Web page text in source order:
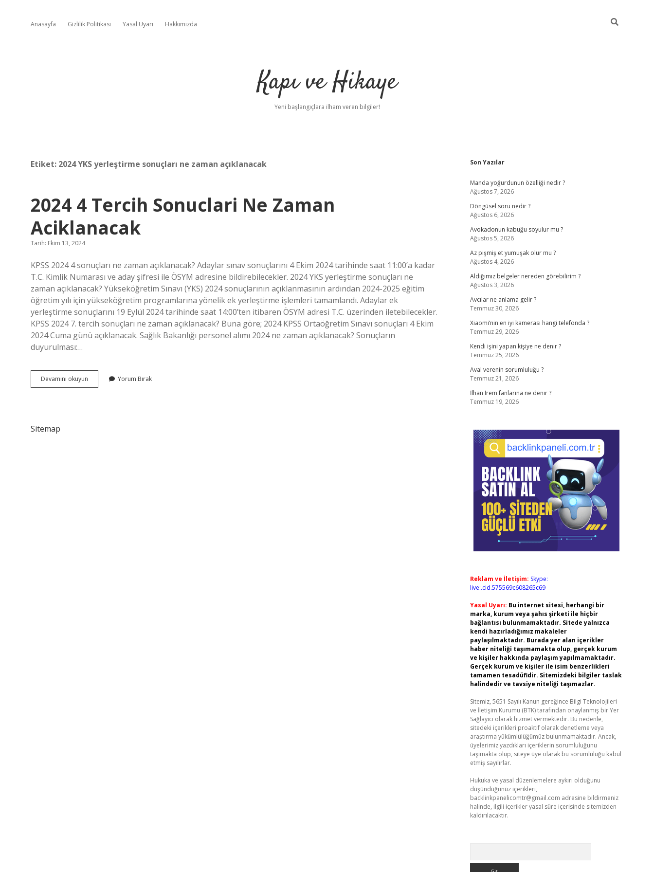
Anasayfa Gizlilik Politikası Yasal Uyarı Hakkımızda
Kapı ve Hikaye
Yeni başlangıçlara ilham veren bilgiler!
Etiket: 2024 YKS yerleştirme sonuçları ne zaman açıklanacak
2024 4 Tercih Sonuclari Ne Zaman
Aciklanacak
Tarih: Ekim 13, 2024
KPSS 2024 4 sonuçları ne zaman açıklanacak? Adaylar sınav sonuçlarını 4 Ekim 2024 tarihinde saat 11:00’a kadar
T.C. Kimlik Numarası ve aday şifresi ile ÖSYM adresine bildirebilecekler. 2024 YKS yerleştirme sonuçları ne
zaman açıklanacak? Yükseköğretim Sınavı (YKS) 2024 sonuçlarının açıklanmasının ardından 2024-2025 eğitim
öğretim yılı için yükseköğretim programlarına yönelik ek yerleştirme işlemleri tamamlandı. Adaylar ek
yerleştirme sonuçlarını 19 Eylül 2024 tarihinde saat 14:00’ten itibaren ÖSYM adresi T.C. üzerinden iletebilecekler.
KPSS 2024 7. tercih sonuçları ne zaman açıklanacak? Buna göre; 2024 KPSS Ortaöğretim Sınavı sonuçları 4 Ekim
2024 Cuma günü açıklanacak. Sağlık Bakanlığı personel alımı 2024 ne zaman açıklanacak? Sonuçların
duyurulması:…
Devamını okuyun
4
Yorum Bırak
Sitemap
Sidebar
Son Yazılar
Manda yoğurdunun özelliği nedir ?
Ağustos 7, 2026
Döngüsel soru nedir ?
Ağustos 6, 2026
Avokadonun kabuğu soyulur mu ?
Ağustos 5, 2026
Az pişmiş et yumuşak olur mu ?
Ağustos 4, 2026
Aldığımız belgeler nereden görebilirim ?
Ağustos 3, 2026
Avcılar ne anlama gelir ?
Temmuz 30, 2026
Xiaomi’nin en iyi kamerası hangi telefonda ?
Temmuz 29, 2026
Kendi işini yapan kişiye ne denir ?
Temmuz 25, 2026
Aval verenin sorumluluğu ?
Temmuz 21, 2026
İlhan İrem fanlarına ne denir ?
Temmuz 19, 2026
Reklam ve İletişim: Skype:
live:.cid.575569c608265c69
Yasal Uyarı: Bu internet sitesi, herhangi bir
marka, kurum veya şahıs şirketi ile hiçbir
bağlantısı bulunmamaktadır. Sitede yalnızca
kendi hazırladığımız makaleler
paylaşılmaktadır. Burada yer alan içerikler
haber niteliği taşımamakta olup, gerçek kurum
ve kişiler hakkında paylaşım yapılmamaktadır.
Gerçek kurum ve kişiler ile isim benzerlikleri
tamamen tesadüfidir. Sitemizdeki bilgiler taslak
halindedir ve tavsiye niteliği taşımazlar.
Sitemiz, 5651 Sayılı Kanun gereğince Bilgi Teknolojileri
ve İletişim Kurumu (BTK) tarafından onaylanmış bir Yer
Sağlayıcı olarak hizmet vermektedir. Bu nedenle,
sitedeki içerikleri proaktif olarak denetleme veya
araştırma yükümlülüğümüz bulunmamaktadır. Ancak,
üyelerimiz yazdıkları içeriklerin sorumluluğunu
taşımakta olup, siteye üye olarak bu sorumluluğu kabul
etmiş sayılırlar.
Hukuka ve yasal düzenlemelere aykırı olduğunu
düşündüğünüz içerikleri,
backlinkpanelicomtr@gmail.com adresine bildirmeniz
halinde, ilgili içerikler yasal süre içerisinde sitemizden
kaldırılacaktır.